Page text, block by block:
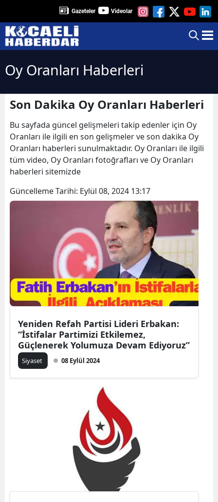
Gazeteler Videolar
Oy Oranları Haberleri
Son Dakika Oy Oranları Haberleri
Bu sayfada güncel gelişmeleri takip edenler için Oy
Oranları ile ilgili en son gelişmeler ve son dakika Oy
Oranları haberleri sunulmaktadır. Oy Oranları ile ilgili
tüm video, Oy Oranları fotoğrafları ve Oy Oranları
haberleri sitemizde
Güncelleme Tarihi: Eylül 08, 2024 13:17
Yeniden Refah Partisi Lideri Erbakan:
“İstifalar Partimizi Etkilemez,
Güçlenerek Yolumuza Devam Ediyoruz”
Siyaset 08 Eylül 2024